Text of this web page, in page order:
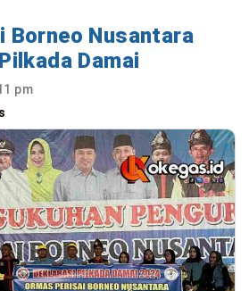
Borneo Nusantara
Damai
pm